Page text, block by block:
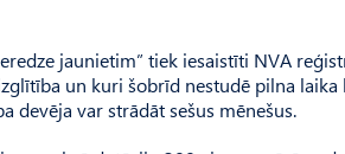
jaunietim” tiek iesaistīti NVA
un kuri šobrīd nestudē pilna
devēja var strādāt sešus mēnešus.